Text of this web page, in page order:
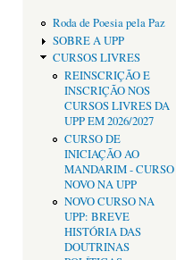
Roda de Poesia pela Paz
SOBRE A UPP
CURSOS LIVRES
REINSCRIÇÃO E
INSCRIÇÃO NOS
CURSOS LIVRES DA
UPP EM 2026/2027
CURSO DE
INICIAÇÃO AO
MANDARIM - CURSO
NOVO NA UPP
NOVO CURSO NA
UPP: BREVE
HISTÓRIA DAS
DOUTRINAS